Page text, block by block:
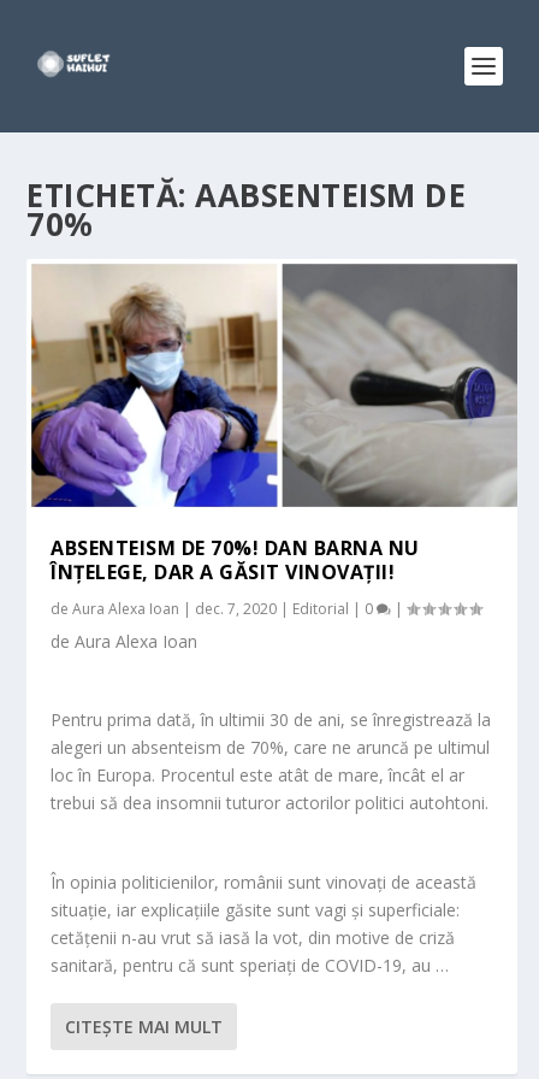
ETICHETĂ:AABSENTEISM DE
70%
ABSENTEISM DE 70%! DAN BARNA NU
ÎNȚELEGE, DAR A GĂSIT VINOVAȚII!
deAura Alexa Ioan | dec. 7, 2020 | Editorial | 0 |
de Aura Alexa Ioan
Pentru prima dată, în ultimii 30 de ani, se înregistrează la
alegeri un absenteism de 70%, care ne aruncă pe ultimul
loc în Europa. Procentul este atât de mare, încât el ar
trebui să dea insomnii tuturor actorilor politici autohtoni.
În opinia politicienilor, românii sunt vinovați de această
situație, iar explicațiile găsite sunt vagi și superficiale:
cetățenii n-au vrut să iasă la vot, din motive de criză
sanitară, pentru că sunt speriați de COVID-19, au …
CITEŞTE MAI MULT